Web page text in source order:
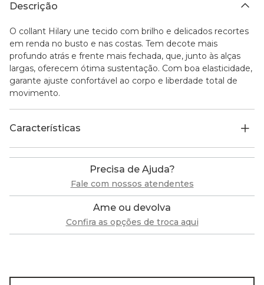
Descrição
O collant Hilary une tecido com brilho e delicados recortes
em renda no busto e nas costas. Tem decote mais
profundo atrás e frente mais fechada, que, junto às alças
largas, oferecem ótima sustentação. Com boa elasticidade,
garante ajuste confortável ao corpo e liberdade total de
movimento.
Características
Precisa de Ajuda?
Fale com nossos atendentes
Ame ou devolva
Confira as opções de troca aqui